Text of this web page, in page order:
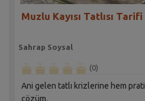
Muzlu Kayısı Tatlısı Tarifi
Sahrap Soysal
(0)
Ani gelen tatlı krizlerine hem
çözüm.